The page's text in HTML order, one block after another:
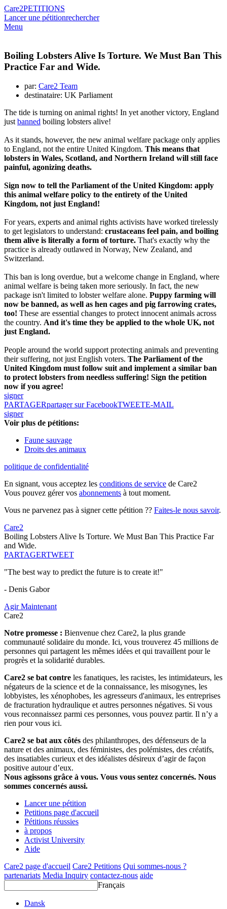
Care2PETITIONS
Lancer une pétitionrechercher
Menu
Boiling Lobsters Alive Is Torture. We Must Ban This
Practice Far and Wide.
par: Care2 Team
destinataire: UK Parliament
The tide is turning on animal rights! In yet another victory, England
justbanned boiling lobsters alive!
As it stands, however, the new animal welfare package only applies
to England, not the entire United Kingdom. This means that
lobsters in Wales, Scotland, and Northern Ireland will still face
painful, agonizing deaths.
Sign now to tell the Parliament of the United Kingdom: apply
this animal welfare policy to the entirety of the United
Kingdom, not just England!
For years, experts and animal rights activists have worked tirelessly
to get legislators to understand: crustaceans feel pain, and boiling
them alive is literally a form of torture. That's exactly why the
practice is already outlawed in Norway, New Zealand, and
Switzerland.
This ban is long overdue, but a welcome change in England, where
animal welfare is being taken more seriously. In fact, the new
package isn't limited to lobster welfare alone. Puppy farming will
now be banned, as well as hen cages and pig farrowing crates,
too! These are essential changes to protect innocent animals across
the country. And it's time they be applied to the whole UK, not
just England.
People around the world support protecting animals and preventing
their suffering, not just English voters. The Parliament of the
United Kingdom must follow suit and implement a similar ban
to protect lobsters from needless suffering! Sign the petition
now if you agree!
signer
PARTAGERpartager sur FacebookTWEETE-MAIL
signer
Voir plus de pétitions:
Faune sauvage
Droits des animaux
politique de confidentialité
En signant, vous acceptez les conditions de service de Care2
Vous pouvez gérer vos abonnements à tout moment.
Vous ne parvenez pas à signer cette pétition ?? Faites-le nous savoir.
Care2
Boiling Lobsters Alive Is Torture. We Must Ban This Practice Far
and Wide.
PARTAGERTWEET
"The best way to predict the future is to create it!"
- Denis Gabor
Agir Maintenant
Care2
Notre promesse : Bienvenue chez Care2, la plus grande
communauté solidaire du monde. Ici, vous trouverez 45 millions de
personnes qui partagent les mêmes idées et qui travaillent pour le
progrès et la solidarité durables.
Care2 se bat contre les fanatiques, les racistes, les intimidateurs, les
négateurs de la science et de la connaissance, les misogynes, les
lobbyistes, les xénophobes, les agresseurs d'animaux, les entreprises
de fracturation hydraulique et autres personnes négatives. Si vous
vous reconnaissez parmi ces personnes, vous pouvez partir. Il n’y a
rien pour vous ici.
Care2 se bat aux côtés des philanthropes, des défenseurs de la
nature et des animaux, des féministes, des polémistes, des créatifs,
des insatiables curieux et des idéalistes désireux d’agir de façon
positive autour d’eux.
Nous agissons grâce à vous. Vous vous sentez concernés. Nous
sommes concernés aussi.
Lancer une pétition
Petitions page d'accueil
Pétitions réussies
à propos
Activist University
Aide
Care2 page d'accueil Care2 Petitions Qui sommes-nous ?
partenariats Media Inquiry contactez-nous aide
Français
Dansk